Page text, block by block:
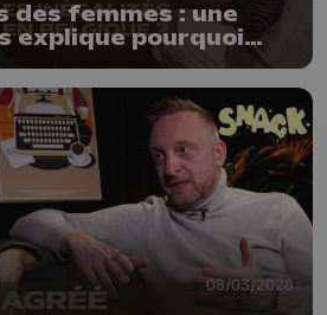
des femmes : une
explique pourquoi
encore loin de l'égalité
08/03/2026